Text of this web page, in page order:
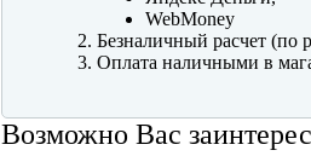
WebMoney
Безналичный расчет (по
Оплата наличными в
Возможно Вас